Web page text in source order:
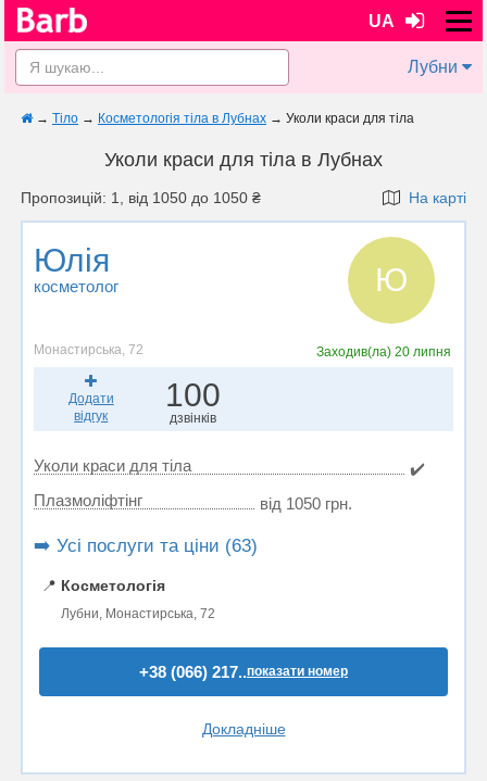
UA
Лубни
→ Тіло → Косметологія тіла в Лубнах → Уколи краси для тіла
Уколи краси для тіла в Лубнах
Пропозицій: 1, від 1050 до 1050 ₴ На карті
Юлія
косметолог Ю
Монастирська, 72 Заходив(ла) 20 липня
Додати
відгук
100
дзвінків
Уколи краси для тіла
✔️
Плазмоліфтінг
від 1050 грн.
➡️ Усі послуги та ціни (63)
📍 Косметологія
Лубни, Монастирська, 72
+38 (066) 217..показати номер
Докладніше